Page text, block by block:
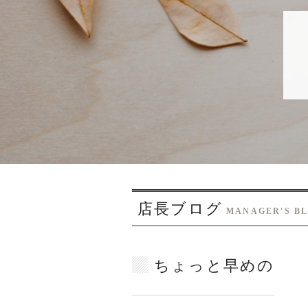
店長ブログ MANAGER'S
ちょっと早めの